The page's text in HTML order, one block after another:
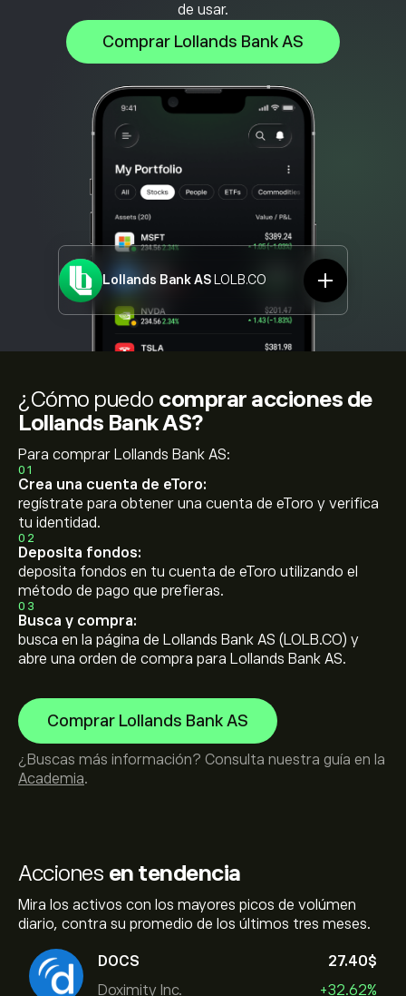
de usar.
Comprar Lollands Bank AS
Lollands Bank AS LOLB.CO
Acciones en tendencia
Mira los activos con los mayores picos de volúmen
diario, contra su promedio de los últimos tres meses.
DOCS
Doximity Inc.
27.40‎$‎
+32.62%
¿Cómo puedo comprar acciones de
Lollands Bank AS?
Para comprar Lollands Bank AS:
01
Crea una cuenta de eToro:
regístrate para obtener una cuenta de eToro y verifica
tu identidad.
02
Deposita fondos:
deposita fondos en tu cuenta de eToro utilizando el
método de pago que prefieras.
03
Busca y compra:
busca en la página de Lollands Bank AS (LOLB.CO) y
abre una orden de compra para Lollands Bank AS.
Comprar Lollands Bank AS
¿Buscas más información? Consulta nuestra guía en la
Academia.